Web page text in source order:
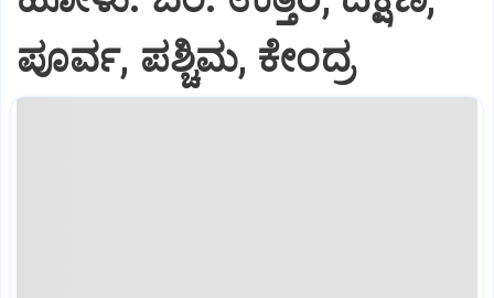
ಪೂರ್ವ, ಪಶ್ಚಿಮ, ಕೇಂದ್ರ